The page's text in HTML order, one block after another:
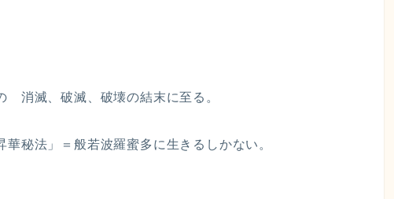
滅、破滅、破壊の結末に至る。
秘法」＝般若波羅蜜多に生きるしかない。